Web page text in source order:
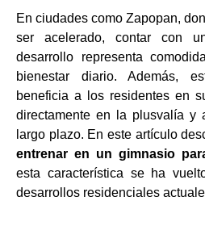
En ciudades como Zapopan,
ser acelerado, contar con
desarrollo representa
bienestar diario. Además,
beneficia a los residentes en
directamente en la plusvalía y
largo plazo. En este artículo
entrenar en un gimnasio
esta característica se ha
desarrollos residenciales